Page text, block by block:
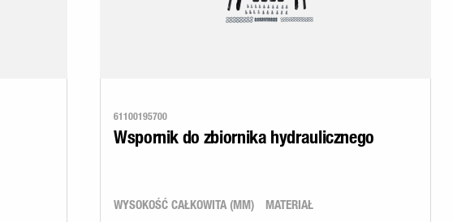
61100195700
Wspornik do zbiornika hydraulicznego
WYSOKOŚĆ CAŁKOWITA (MM) MATERIAŁ